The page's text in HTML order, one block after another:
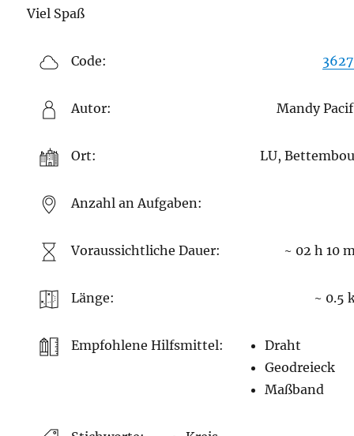
Viel Spaß
Code:
Autor: Mandy
Ort: LU,
Anzahl an Aufgaben:
Voraussichtliche Dauer: ~ 02 h 10
Länge: ~ 0.5
Empfohlene Hilfsmittel:
Draht
Geodreieck
Maßband